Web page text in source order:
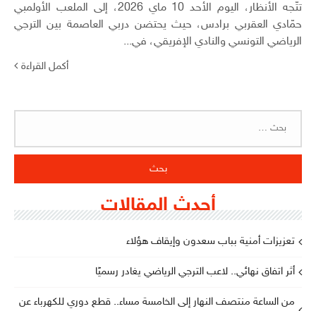
تتّجه الأنظار، اليوم الأحد 10 ماي 2026، إلى الملعب الأولمبي
حمّادي العقربي برادس، حيث يحتضن دربي العاصمة بين الترجي
الرياضي التونسي والنادي الإفريقي، في...
أكمل القراءة
أحدث المقالات
تعزيزات أمنية بباب سعدون وإيقاف هؤلاء
أثر اتفاق نهائي.. لاعب الترجي الرياضي يغادر رسميًا
من الساعة منتصف النهار إلى الخامسة مساء.. قطع دوري للكهرباء عن